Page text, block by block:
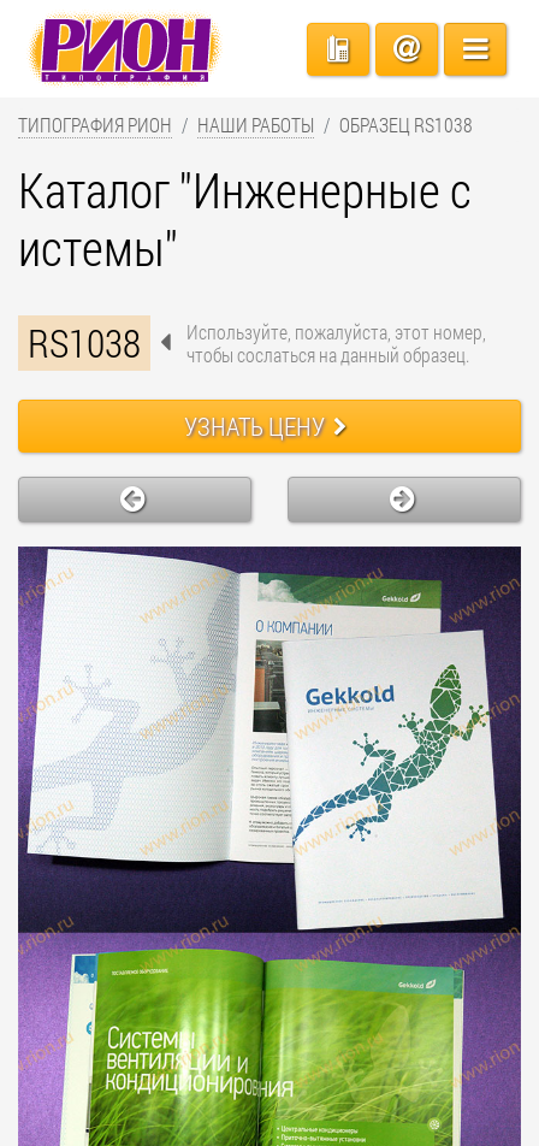
ТИПОГРАФИЯ РИОН НАШИ РАБОТЫ ОБРАЗЕЦ RS1038
Каталог "Инженерные с
истемы"
RS1038
Используйте, пожалуйста, этот номер,
чтобы сослаться на данный образец.
УЗНАТЬ ЦЕНУ